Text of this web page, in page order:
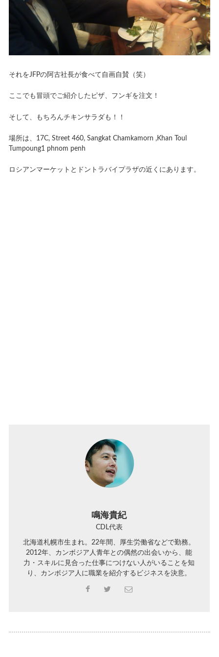
それをJFPの阿古社長が食べて自画自賛（笑）
ここでも冒頭でご紹介したピザ、フンギを注文！
そして、もちろんチキンサラダも！！
場所は、17C, Street 460, Sangkat Chamkamorn ,Khan Toul
Tumpoung1 phnom penh
ロシアンマーケットとドントラバイプラザの近くにあります。
鳴海貴紀
CDL代表
北海道札幌市生まれ。22年間、厚生労働省などで勤務。
2012年、カンボジア人青年との偶然の出会いから、能
力・スキルに見合った仕事につけない人がいることを知
り、カンボジア人に職業を紹介するビジネスを決意。